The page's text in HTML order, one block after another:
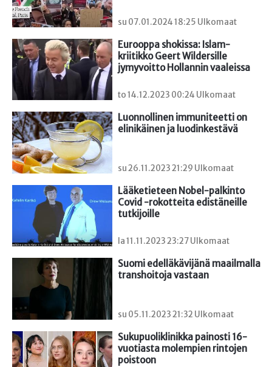
su 07.01.2024 18:25 Ulkomaat
Eurooppa shokissa: Islam-
kriitikko Geert Wildersille
jymyvoitto Hollannin vaaleissa
to 14.12.2023 00:24 Ulkomaat
Luonnollinen immuniteetti on
elinikäinen ja luodinkestävä
su 26.11.2023 21:29 Ulkomaat
Lääketieteen Nobel-palkinto
Covid -rokotteita edistäneille
tutkijoille
la 11.11.2023 23:27 Ulkomaat
Suomi edelläkävijänä maailmalla
transhoitoja vastaan
su 05.11.2023 21:32 Ulkomaat
Sukupuoliklinikka painosti 16-
vuotiasta molempien rintojen
poistoon